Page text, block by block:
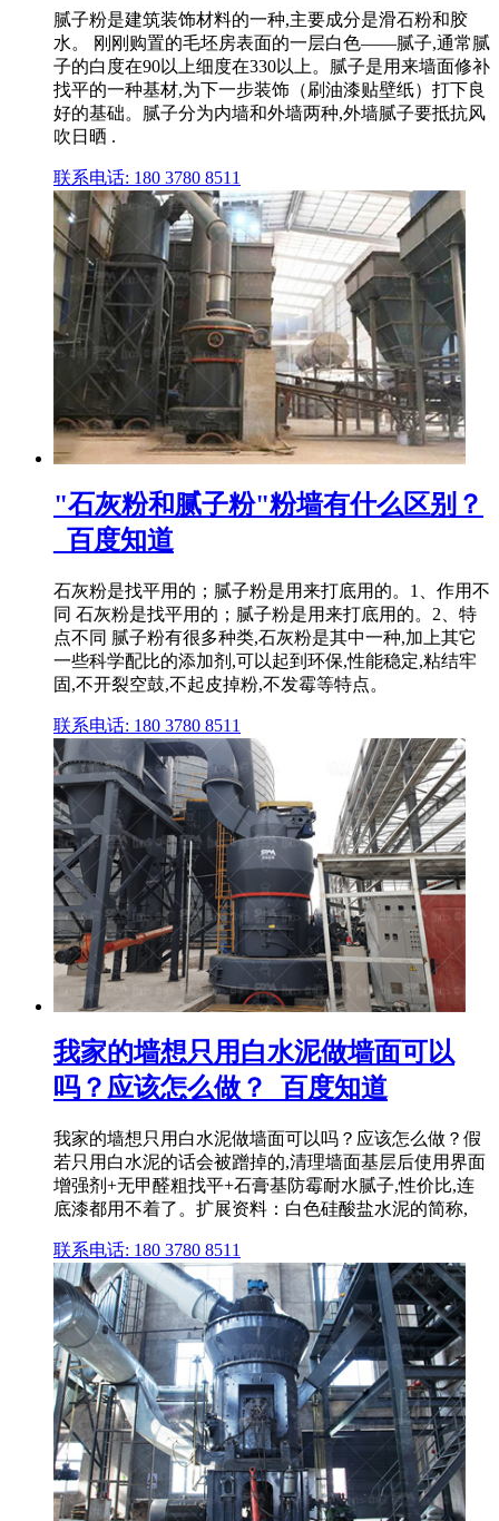
腻子粉是建筑装饰材料的一种,主要成分是滑石粉和胶
水。 刚刚购置的毛坯房表面的一层白色——腻子,通常腻
子的白度在90以上细度在330以上。腻子是用来墙面修补
找平的一种基材,为下一步装饰（刷油漆贴壁纸）打下良
好的基础。腻子分为内墙和外墙两种,外墙腻子要抵抗风
吹日晒 .
联系电话: 180 3780 8511
"石灰粉和腻子粉"粉墙有什么区别？
_百度知道
石灰粉是找平用的；腻子粉是用来打底用的。1、作用不
同 石灰粉是找平用的；腻子粉是用来打底用的。2、特
点不同 腻子粉有很多种类,石灰粉是其中一种,加上其它
一些科学配比的添加剂,可以起到环保,性能稳定,粘结牢
固,不开裂空鼓,不起皮掉粉,不发霉等特点。
联系电话: 180 3780 8511
我家的墙想只用白水泥做墙面可以
吗？应该怎么做？_百度知道
我家的墙想只用白水泥做墙面可以吗？应该怎么做？假
若只用白水泥的话会被蹭掉的,清理墙面基层后使用界面
增强剂+无甲醛粗找平+石膏基防霉耐水腻子,性价比,连
底漆都用不着了。扩展资料：白色硅酸盐水泥的简称,
联系电话: 180 3780 8511